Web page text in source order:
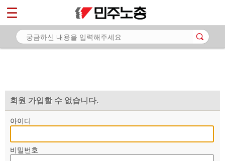
회원 가입할 수 없습니다.
아이디
비밀번호
마이페이지
소개
자료
부설기관